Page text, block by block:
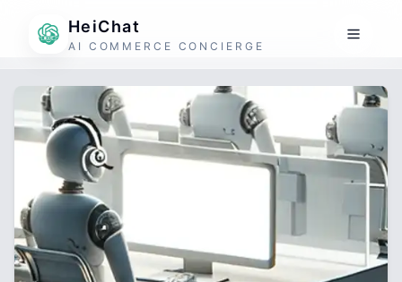
HeiChat
AI COMMERCE CONCIERGE